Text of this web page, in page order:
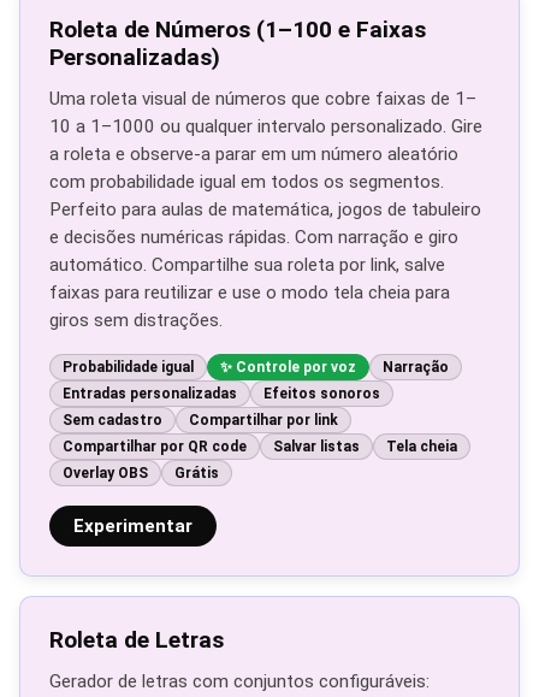
Roleta de Números (1–100 e Faixas
Personalizadas)
Uma roleta visual de números que cobre faixas de 1–
10 a 1–1000 ou qualquer intervalo personalizado. Gire
a roleta e observe-a parar em um número aleatório
com probabilidade igual em todos os segmentos.
Perfeito para aulas de matemática, jogos de tabuleiro
e decisões numéricas rápidas. Com narração e giro
automático. Compartilhe sua roleta por link, salve
faixas para reutilizar e use o modo tela cheia para
giros sem distrações.
Probabilidade igual Controle por voz
Narração
Entradas personalizadas
Efeitos sonoros
Sem cadastro
Compartilhar por link
Compartilhar por QR code
Salvar listas
Tela cheia
Overlay OBS
Grátis
Experimentar
Roleta de Letras
Gerador de letras com conjuntos configuráveis: